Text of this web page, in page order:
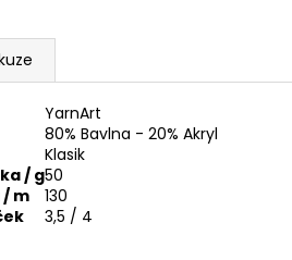
YarnArt
80% Bavlna - 20% Akryl
Klasik
/ g50
m
130
3,5 / 4